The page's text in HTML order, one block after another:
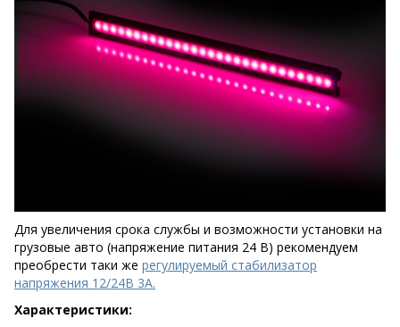
Для увеличения срока службы и возможности установки на
грузовые авто (напряжение питания 24 В) рекомендуем
преобрести таки же регулируемый стабилизатор
напряжения 12/24В 3А.
Характеристики: